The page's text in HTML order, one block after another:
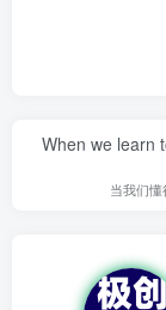
When we learn
当我们